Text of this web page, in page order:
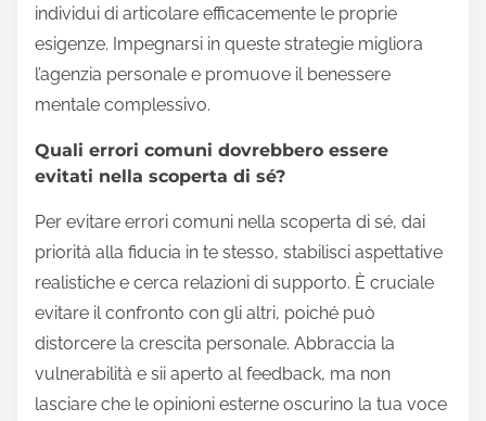
individui di articolare efficacemente le proprie
esigenze. Impegnarsi in queste strategie migliora
l’agenzia personale e promuove il benessere
mentale complessivo.
Quali errori comuni dovrebbero essere
evitati nella scoperta di sé?
Per evitare errori comuni nella scoperta di sé, dai
priorità alla fiducia in te stesso, stabilisci aspettative
realistiche e cerca relazioni di supporto. È cruciale
evitare il confronto con gli altri, poiché può
distorcere la crescita personale. Abbraccia la
vulnerabilità e sii aperto al feedback, ma non
lasciare che le opinioni esterne oscurino la tua voce